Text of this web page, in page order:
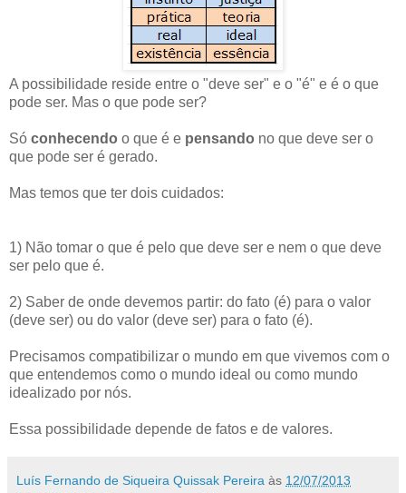
A possibilidade reside entre o "deve ser" e o "é" e é o que
pode ser. Mas o que pode ser?
Só conhecendo o que é e pensando no que deve ser o
que pode ser é gerado.
Mas temos que ter dois cuidados:
1) Não tomar o que é pelo que deve ser e nem o que deve
ser pelo que é.
2) Saber de onde devemos partir: do fato (é) para o valor
(deve ser) ou do valor (deve ser) para o fato (é).
Precisamos compatibilizar o mundo em que vivemos com o
que entendemos como o mundo ideal ou como mundo
idealizado por nós.
Essa possibilidade depende de fatos e de valores.
Luís Fernando de Siqueira Quissak Pereira às 12/07/2013